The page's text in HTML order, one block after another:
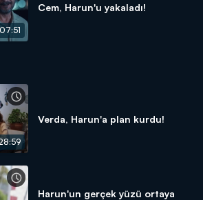
Cem, Harun'u yakaladı!
Verda, Harun'a plan kurdu!
Harun'un gerçek yüzü ortaya